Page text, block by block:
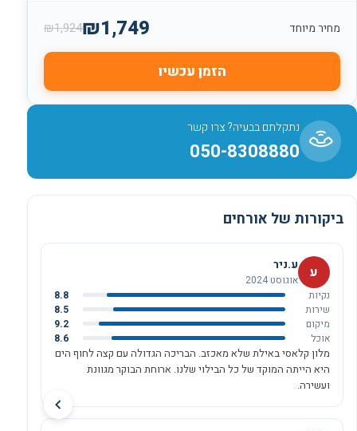
ביקורות של אורחים
ע ע.ניר
אוגוסט 2024
נקיות
8.8
שירות
8.5
מיקום
9.2
אוכל
8.6
מלון קלאסי באילת שלא מאכזב. הבריכה הגדולה עם קצה לחוף הים
היא הייתה המוקד של כל הבילוי שלנו. ארוחת הבוקר מגוונת
ועשירה.
מחיר מיוחד ₪1,749
₪1,924
הזמן עכשיו
נתקלתם בבעיה? צרו קשר
050-8308880